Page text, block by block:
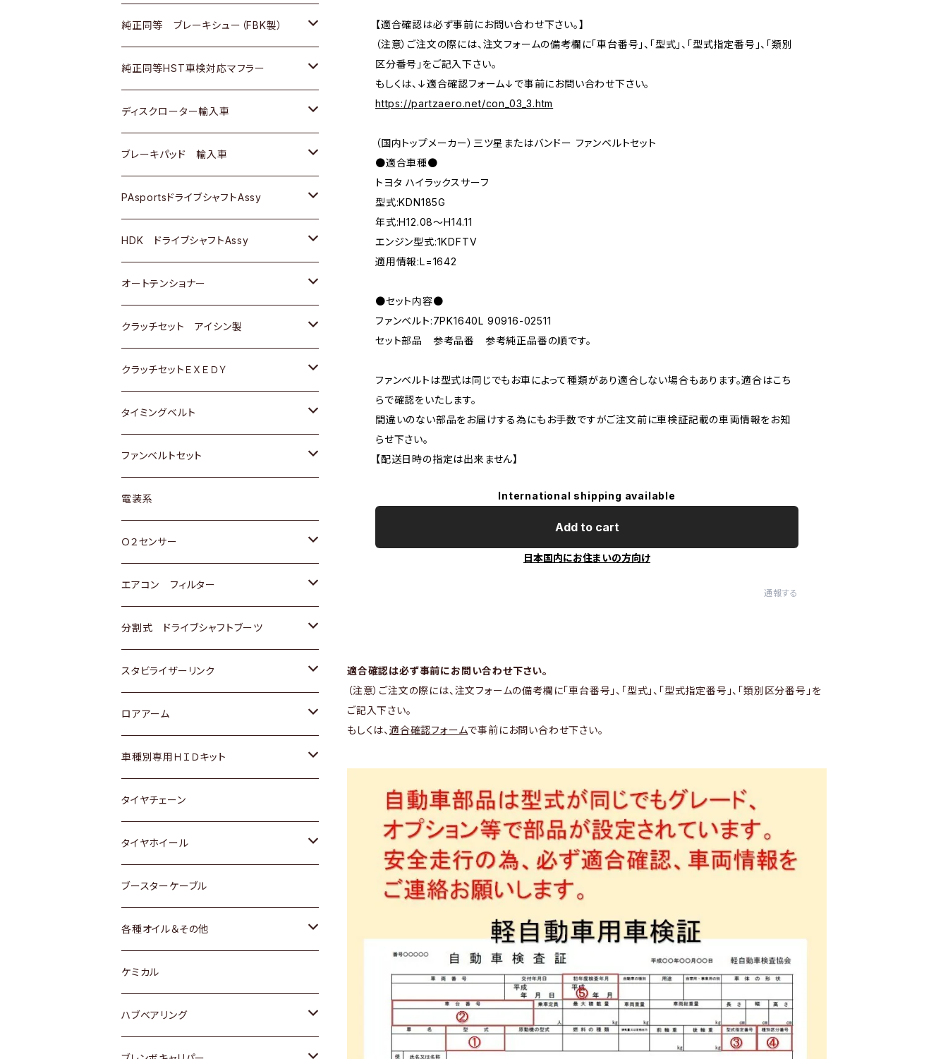
【適合確認は必ず事前にお問い合わせ下さい。】
（注意）ご注文の際には、注文フォームの備考欄に「車台番号」、「型式」、「型式指定番号」、「類別
区分番号」をご記入下さい。
もしくは、↓適合確認フォーム↓で事前にお問い合わせ下さい。
https://partzaero.net/con_03_3.htm
（国内トップメーカー）三ツ星またはバンドー ファンベルトセット
●適合車種●
トヨタ ハイラックスサーフ
型式:KDN185G
年式:H12.08～H14.11
エンジン型式:1KDFTV
適用情報:L=1642
●セット内容●
ファンベルト:7PK1640L 90916-02511
セット部品 参考品番 参考純正品番の順です。
ファンベルトは型式は同じでもお車によって種類があり適合しない場合もあります。適合はこち
らで確認をいたします。
間違いのない部品をお届けする為にもお手数ですがご注文前に車検証記載の車両情報をお知
らせ下さい。
【配送日時の指定は出来ません】
International shipping available
Add to cart
日本国内にお住まいの方向け
通報する
適合確認は必ず事前にお問い合わせ下さい。
（注意）ご注文の際には、注文フォームの備考欄に「車台番号」、「型式」、「型式指定番号」、「類別区分番号」を
ご記入下さい。
もしくは、 適合確認フォームで事前にお問い合わせ下さい。
ＢＭＷ
三菱
スバル
マツダ
三菱
スバル
いすゞ
ダイハツ
マツダ
三菱
スバル
ＢＥＮＺ
日産
ダイハツ
マツダ
三菱
スバル
日産
いすゞ
ダイハツ
マツダ
三菱
スバル
ホンダ
スズキ
日産
ダイハツ
マツダ
三菱
スバル
トヨタ
ホンダ
スズキ
日産
ダイハツ
マツダ
三菱
スバル
純正同等 ブレーキシュー（FBK製）
ホンダ
スズキ
日産
ダイハツ
マツダ
三菱
スバル
純正同等HST車検対応マフラー
トヨタ
ホンダ
スズキ
日産
いすゞ
ダイハツ
マツダ
三菱
スバル
日野
ディスクローター輸入車
ＡＵＤＩ
ＢＥＮＺ
ＢＭＷ
GOLF
ＷＡＧＥＮ
アストロ（シボレー）
クライスラー
ブレーキパッド 輸入車
ＢＥＮＺ
ＢＭＷ
ＷＡＧＥＮ
ＶＯＬＶＯ
PAsportsドライブシャフトAssy
トヨタ
ホンダ
スズキ
日産
ダイハツ
マツダ
三菱
スバル
HDK ドライブシャフトAssy
スズキ
ダイハツ
日産
ホンダ
マツダ
オートテンショナー
トヨタ
クラッチセット アイシン製
ホンダ
スズキ
ダイハツ
マツダ
三菱
スバル
クラッチセットＥＸＥＤＹ
ホンダ
スズキ
日産
ダイハツ
マツダ
三菱
スバル
タイミングベルト
トヨタ
スズキ
ダイハツ
三菱
スバル
ファンベルトセット
トヨタ
ホンダ
スズキ
日産
いすゞ
ダイハツ
マツダ
三菱
スバル
レクサス
電装系
Ｏ２センサー
トヨタ
ホンダ
スズキ
日産
ダイハツ
マツダ
三菱
スバル
エアコン フィルター
トヨタ
ホンダ
スズキ
日産
いすゞ
ダイハツ
マツダ
三菱
スバル
分割式 ドライブシャフトブーツ
トヨタ
ホンダ
スズキ
日産
ダイハツ
スバル
スタビライザーリンク
トヨタ
ホンダ
スズキ
日産
ダイハツ
マツダ
ロアアーム
ホンダ
スズキ
日産
ダイハツ
マツダ
スバル
車種別専用ＨＩＤキット
トヨタ
マツダ
タイヤチェーン
タイヤホイール
トヨタ
ホンダ
スズキ
日産
ブースターケーブル
各種オイル＆その他
ディーデル洗浄添加剤
ケミカル
ハブベアリング